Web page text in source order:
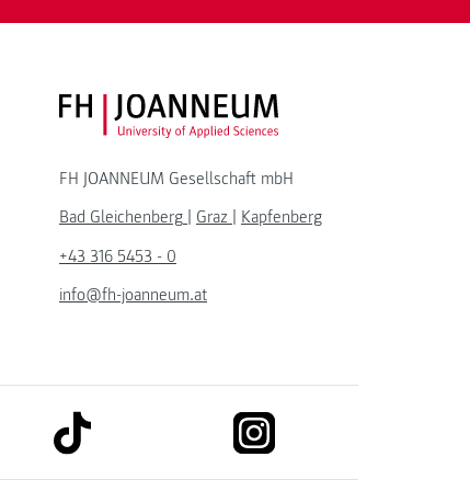
FH JOANNEUM Logo
FH JOANNEUM Gesellschaft mbH
Bad Gleichenberg
Graz
Kapfenberg
+43 316 5453 - 0
info@fh-joanneum.at
link to tiktok link to instagram